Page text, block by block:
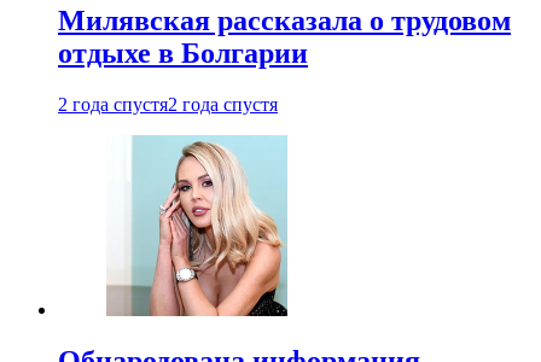
Милявская рассказала о трудовом
отдыхе в Болгарии
2 года спустя2 года спустя